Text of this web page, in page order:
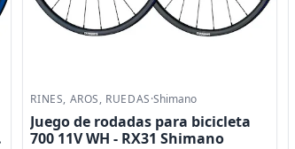
RINES, AROS, RUEDAS·Shimano
Juego de rodadas para bicicleta
700 11V WH - RX31 Shimano